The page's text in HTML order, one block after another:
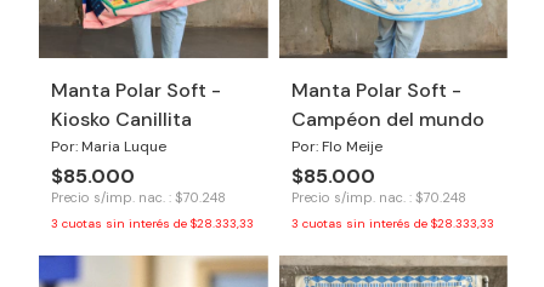
Manta Polar Soft -
Kiosko Canillita
Por: Maria Luque
$85.000
Precio s/imp. nac. : $70.248
3 cuotas sin interés de $28.333,33
Manta Polar Soft -
Campéon del mundo
Por: Flo Meije
$85.000
Precio s/imp. nac. : $70.248
3 cuotas sin interés de $28.333,33